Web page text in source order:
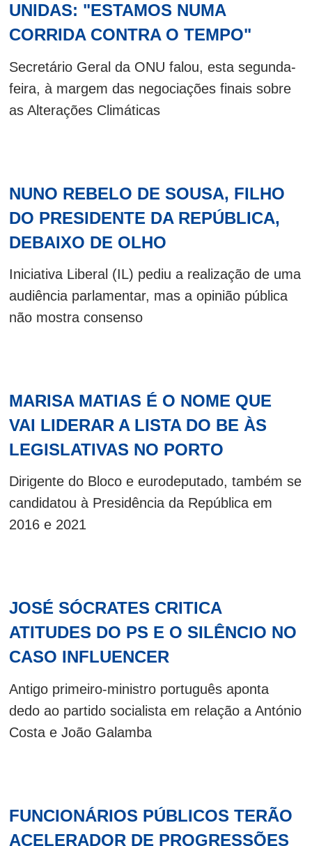
UNIDAS: "ESTAMOS NUMA
CORRIDA CONTRA O TEMPO"
Secretário Geral da ONU falou, esta segunda-
feira, à margem das negociações finais sobre
as Alterações Climáticas
NUNO REBELO DE SOUSA, FILHO
DO PRESIDENTE DA REPÚBLICA,
DEBAIXO DE OLHO
Iniciativa Liberal (IL) pediu a realização de uma
audiência parlamentar, mas a opinião pública
não mostra consenso
MARISA MATIAS É O NOME QUE
VAI LIDERAR A LISTA DO BE ÀS
LEGISLATIVAS NO PORTO
Dirigente do Bloco e eurodeputado, também se
candidatou à Presidência da República em
2016 e 2021
JOSÉ SÓCRATES CRITICA
ATITUDES DO PS E O SILÊNCIO NO
CASO INFLUENCER
Antigo primeiro-ministro português aponta
dedo ao partido socialista em relação a António
Costa e João Galamba
FUNCIONÁRIOS PÚBLICOS TERÃO
ACELERADOR DE PROGRESSÕES